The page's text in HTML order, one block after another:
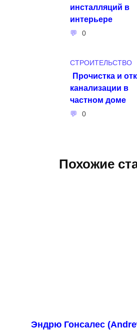
инсталляций в
интерьере
0
СТРОИТЕЛЬСТВО
Прочистка и
канализации в
частном доме
0
Похожие
Эндрю Гонсалес